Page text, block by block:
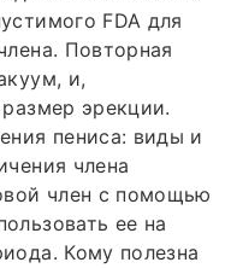
FDA для
Повторная
и,
эрекции.
пениса: виды и
члена
член с помощью
ее на
Кому полезна